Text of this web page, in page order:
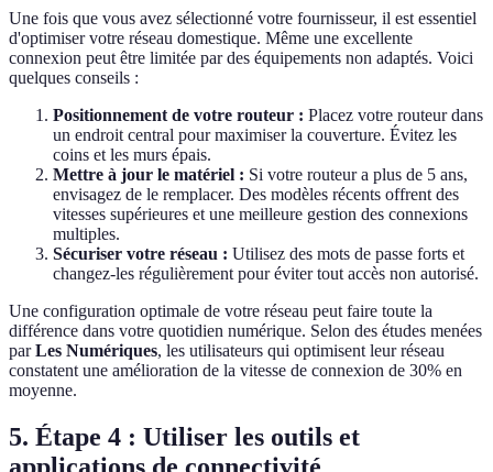
Une fois que vous avez sélectionné votre fournisseur, il est essentiel
d'optimiser votre réseau domestique. Même une excellente
connexion peut être limitée par des équipements non adaptés. Voici
quelques conseils :
Positionnement de votre routeur : Placez votre routeur dans
un endroit central pour maximiser la couverture. Évitez les
coins et les murs épais.
Mettre à jour le matériel : Si votre routeur a plus de 5 ans,
envisagez de le remplacer. Des modèles récents offrent des
vitesses supérieures et une meilleure gestion des connexions
multiples.
Sécuriser votre réseau : Utilisez des mots de passe forts et
changez-les régulièrement pour éviter tout accès non autorisé.
Une configuration optimale de votre réseau peut faire toute la
différence dans votre quotidien numérique. Selon des études menées
parLes Numériques, les utilisateurs qui optimisent leur réseau
constatent une amélioration de la vitesse de connexion de 30% en
moyenne.
5. Étape 4 : Utiliser les outils et
applications de connectivité